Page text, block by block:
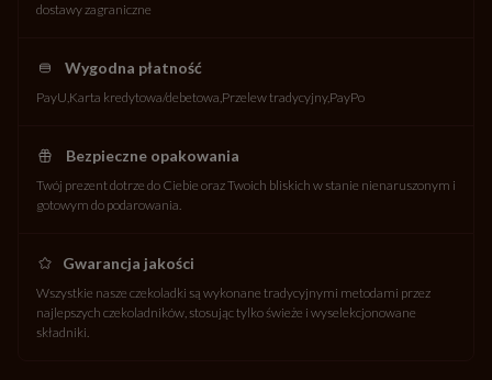
dostawy zagraniczne
Wygodna płatność
PayU Karta kredytowa/debetowa Przelew tradycyjny PayPo
Bezpieczne opakowania
Twój prezent dotrze do Ciebie oraz Twoich bliskich w stanie nienaruszonym i
gotowym do podarowania.
Gwarancja jakości
Wszystkie nasze czekoladki są wykonane tradycyjnymi metodami przez
najlepszych czekoladników, stosując tylko świeże i wyselekcjonowane
składniki.